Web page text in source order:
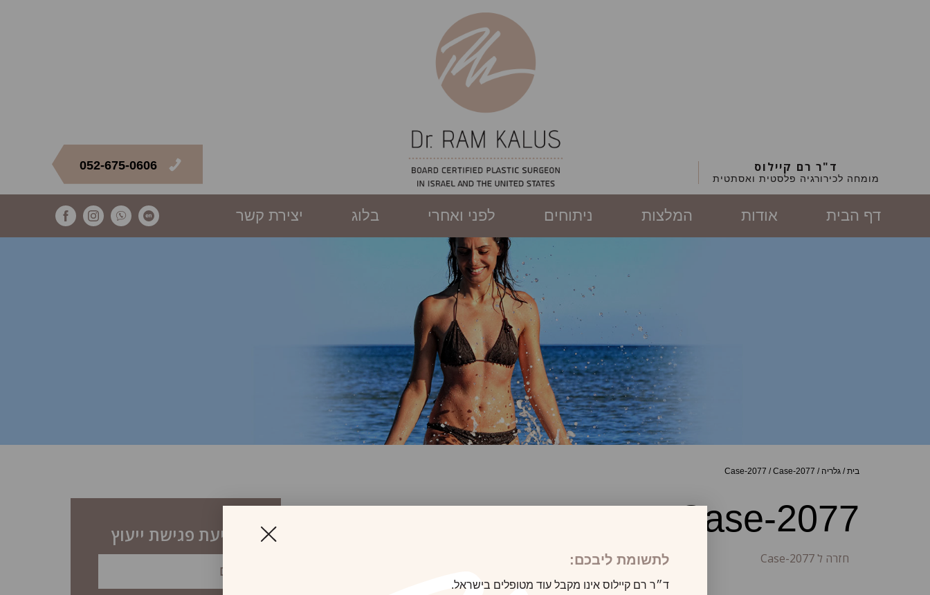
ד"ר רם קיילוס
מומחה לכירורגיה פלסטית ואסתטית
052-675-0606
דף הבית אודות המלצות ניתוחים לפני ואחרי בלוג יצירת קשר
בית/ גלריה /
Case-2077 /Case-2077
Case-2077
חזרה ל Case-2077
לקביעת פגישת ייעוץ
לתשומת ליבכם:
ד״ר רם קיילוס אינו מקבל עוד מטופלים בישראל.